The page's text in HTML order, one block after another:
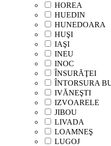
HOREA
HUEDIN
HUNEDOARA
HUŞI
IAŞI
INEU
INOC
ÎNSURĂŢEI
ÎNTORSURA
IVĂNEŞTI
IZVOARELE
JIBOU
LIVADA
LOAMNEŞ
LUGOJ